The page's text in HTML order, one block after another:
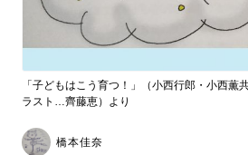
「子どもはこう育つ！」（小西行郎・小西
ラスト…齊藤恵）より
橋本佳奈